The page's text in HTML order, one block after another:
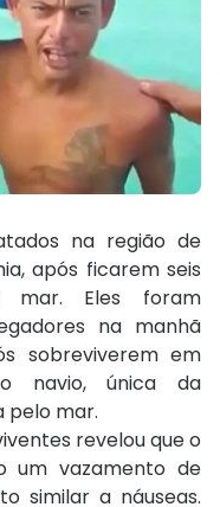
na região de
após ficarem seis
mar. Eles foram
na manhã
sobreviverem em
navio, única da
pelo mar.
revelou que o
um vazamento de
similar a náuseas.